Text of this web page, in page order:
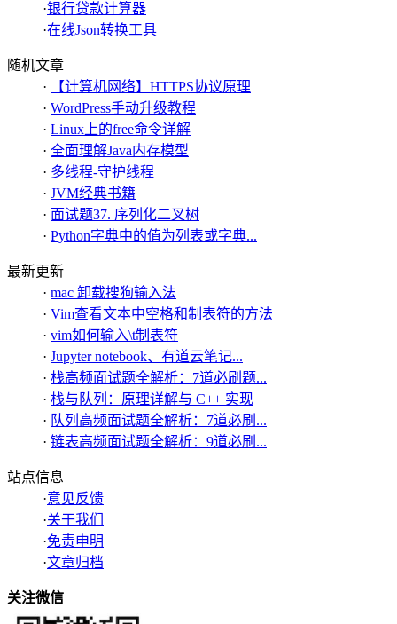
·银行贷款计算器
·在线Json转换工具
随机文章
·
【计算机网络】HTTPS协议原理
· WordPress手动升级教程
· Linux上的free命令详解
· 全面理解Java内存模型
· 多线程-守护线程
· JVM经典书籍
· 面试题37. 序列化二叉树
· Python字典中的值为列表或字典...
最新更新
· mac 卸载搜狗输入法
· Vim查看文本中空格和制表符的方法
· vim如何输入\t制表符
· Jupyter notebook、有道云笔记...
· 栈高频面试题全解析：7道必刷题...
· 栈与队列：原理详解与 C++ 实现
· 队列高频面试题全解析：7道必刷...
· 链表高频面试题全解析：9道必刷...
站点信息
·意见反馈
·关于我们
·免责申明
·文章归档
关注微信